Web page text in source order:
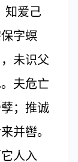
爱己
字螟
未识父
夫危亡
；推诚
并辔。
人入